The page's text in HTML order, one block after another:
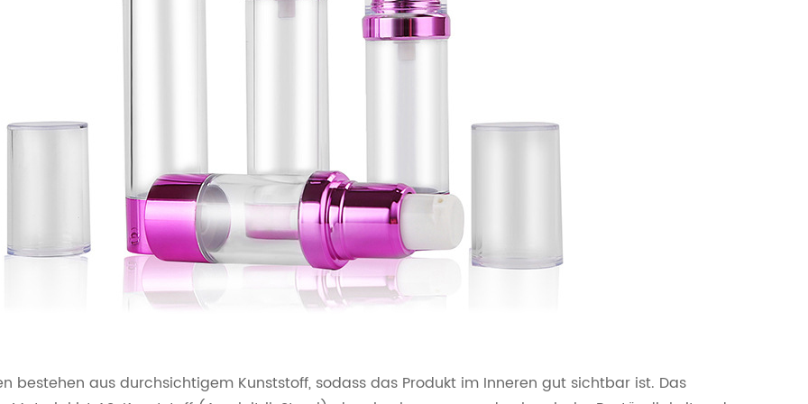
bestehen aus durchsichtigem Kunststoff, sodass das Produkt im Inneren gut sichtbar ist. Das